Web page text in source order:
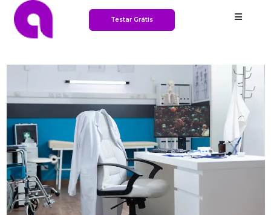
Testar Grátis